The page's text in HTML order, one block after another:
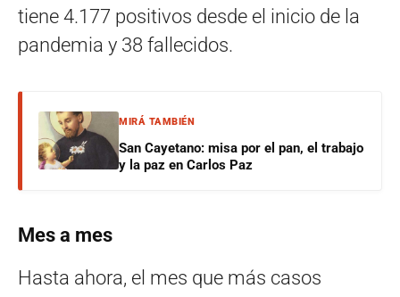
tiene 4.177 positivos desde el inicio de la
pandemia y 38 fallecidos.
MIRÁ TAMBIÉN
San Cayetano: misa por el pan, el trabajo
y la paz en Carlos Paz
Mes a mes
Hasta ahora, el mes que más casos